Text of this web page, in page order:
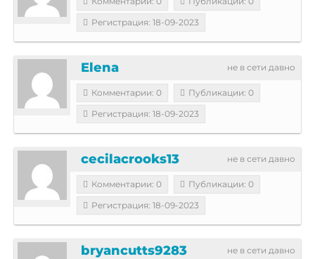
Регистрация: 18-09-2023
не в сети давно
Elena
Комментарии: 0
Публикации: 0
Регистрация: 18-09-2023
не в сети давно
cecilacrooks13
Комментарии: 0
Публикации: 0
Регистрация: 18-09-2023
не в сети давно
bryancutts9283